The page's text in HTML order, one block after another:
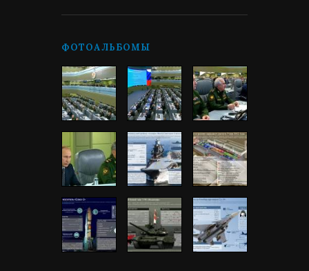
ФОТОАЛЬБОМЫ